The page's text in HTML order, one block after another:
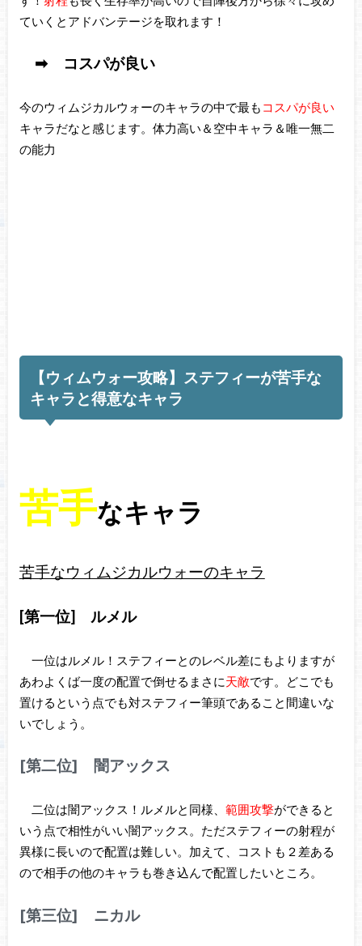
ていくとアドバンテージを取れます！
➡ コスパが良い
今のウィムジカルウォーのキャラの中で最も コスパが良い
キャラだなと感じます。体力高い＆空中キャラ＆唯一無二
の能力
【ウィムウォー攻略】ステフィーが苦手な
キャラと得意なキャラ
苦手なキャラ
苦手なウィムジカルウォーのキャラ
[第一位] ルメル
一位はルメル！ステフィーとのレベル差にもよりますが
あわよくば一度の配置で倒せるまさに天敵です。どこでも
置けるという点でも対ステフィー筆頭であること間違いな
いでしょう。
[第二位] 闇アックス
二位は闇アックス！ルメルと同様、 範囲攻撃ができると
いう点で相性がいい闇アックス。ただステフィーの射程が
異様に長いので配置は難しい。加えて、コストも２差ある
ので相手の他のキャラも巻き込んで配置したいところ。
[第三位] ニカル